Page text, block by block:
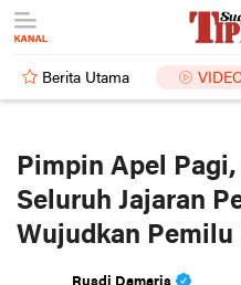
Berita Utama
Pimpin Apel
Seluruh Jajaran
Wujudkan Pemilu